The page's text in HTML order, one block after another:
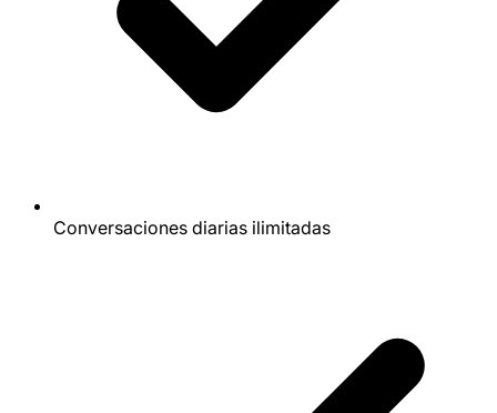
Conversaciones diarias ilimitadas